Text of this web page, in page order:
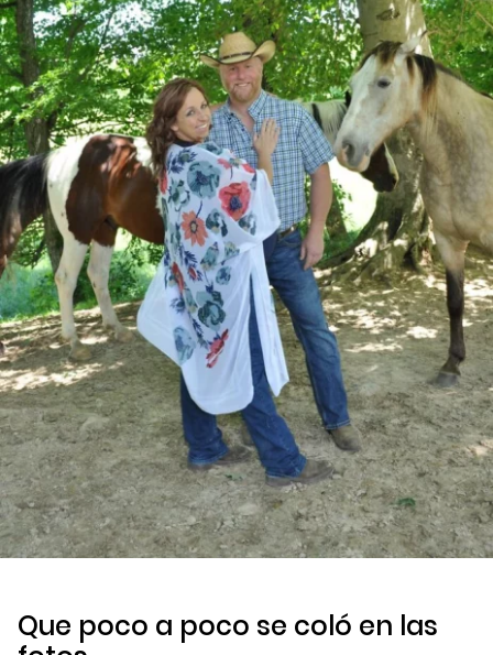
Que poco a poco se coló en las